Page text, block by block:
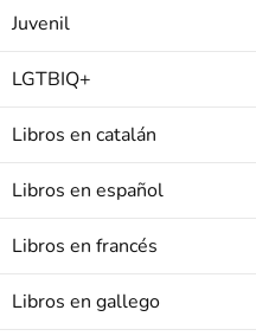
Juvenil
LGTBIQ+
Libros en catalán
Libros en español
Libros en francés
Libros en gallego